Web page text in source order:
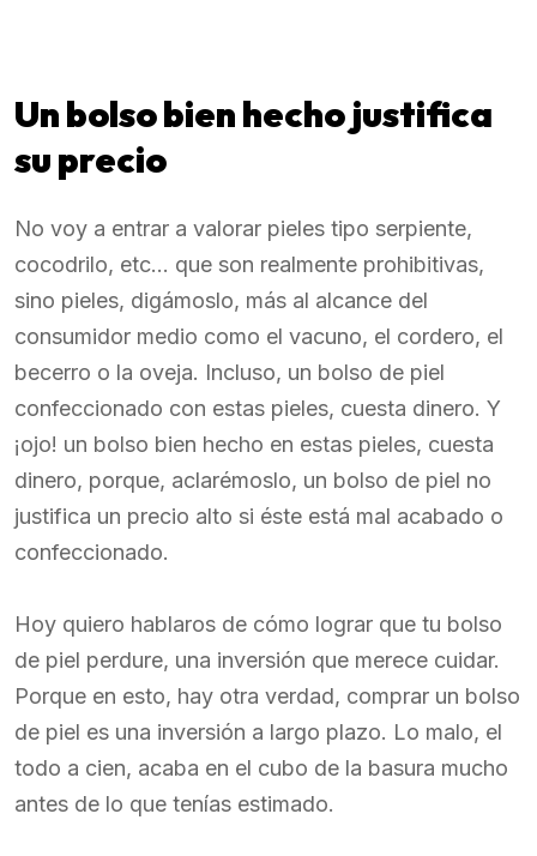
Un bolso bien hecho justifica
su precio
No voy a entrar a valorar pieles tipo serpiente,
cocodrilo, etc… que son realmente prohibitivas,
sino pieles, digámoslo, más al alcance del
consumidor medio como el vacuno, el cordero, el
becerro o la oveja. Incluso, un bolso de piel
confeccionado con estas pieles, cuesta dinero. Y
¡ojo! un bolso bien hecho en estas pieles, cuesta
dinero, porque, aclarémoslo, un bolso de piel no
justifica un precio alto si éste está mal acabado o
confeccionado.
Hoy quiero hablaros de cómo lograr que tu bolso
de piel perdure, una inversión que merece cuidar.
Porque en esto, hay otra verdad, comprar un bolso
de piel es una inversión a largo plazo. Lo malo, el
todo a cien, acaba en el cubo de la basura mucho
antes de lo que tenías estimado.